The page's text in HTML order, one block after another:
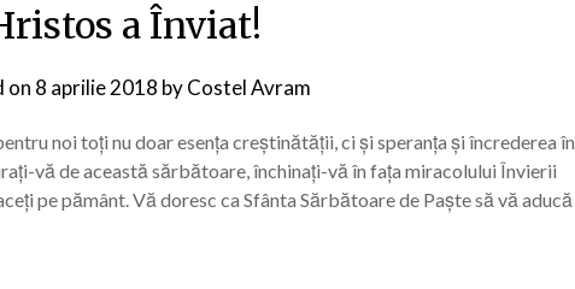
a Înviat!
on 8 aprilie 2018 byCostel Avram
noi toți nu doar esența creștinătății, ci și speranța și încrederea în
vă de această sărbătoare, închinați-vă în fața miracolului Învierii
pe pământ. Vă doresc ca Sfânta Sărbătoare de Paște să vă aducă